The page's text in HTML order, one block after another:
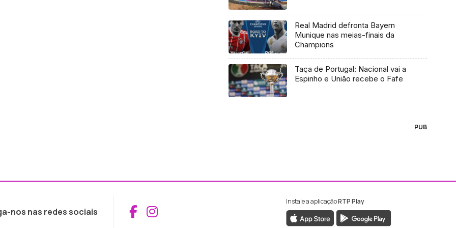
Real Madrid defronta Bayern
Munique nas meias-finais da
Champions
Taça de Portugal: Nacional vai a
Espinho e União recebe o Fafe
PUB
nos nas redes sociais Aceder ao Facebook da RTP Madeira
Aceder ao Instagram da RTP Madeira
Instale a aplicaçãoRTP Play